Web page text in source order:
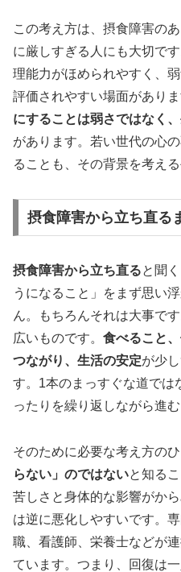
この考え方は、摂食障害の
に厳しすぎる人にも大切で
理能力がほめられやすく、
評価されやすい場面がありま
にすることは弱さではなく
があります。若い世代の心
ることも、その背景を考え
摂食障害から立ち直る
摂食障害から立ち直ると聞
うになること」をまず思い
ん。もちろんそれは大事で
広いものです。 食べること
つながり、生活の安定が少
す。1本のまっすぐな道では
ったりを繰り返しながら進
そのために必要な考え方のひ
らない」のではないと知る
苦しさと身体的な影響がか
は逆に悪化しやすいです。
職、看護師、栄養士などが
ています。つまり、回復は